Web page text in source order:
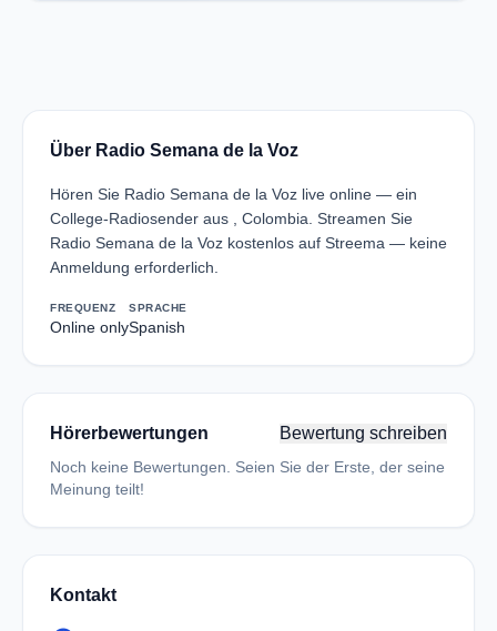
Über Radio Semana de la Voz
Hören Sie Radio Semana de la Voz live online — ein
College-Radiosender aus , Colombia. Streamen Sie
Radio Semana de la Voz kostenlos auf Streema — keine
Anmeldung erforderlich.
FREQUENZ
Online only
SPRACHE
Spanish
Hörerbewertungen Bewertung schreiben
Noch keine Bewertungen. Seien Sie der Erste, der seine
Meinung teilt!
Kontakt